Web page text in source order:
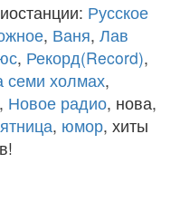
Русское
, Ваня, Лав
, Рекорд(Record),
семи холмах,
, Новое радио, нова,
, юмор, хиты